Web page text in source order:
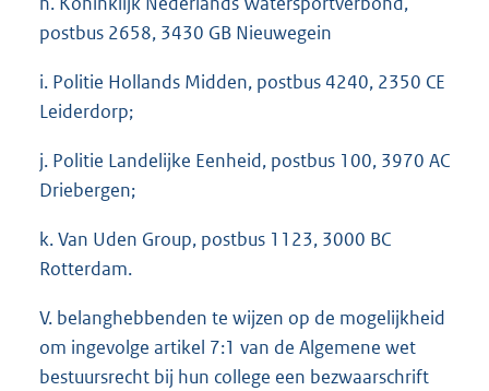
postbus 2658, 3430 GB Nieuwegein
i. Politie Hollands Midden, postbus 4240, 2350 CE
Leiderdorp;
j. Politie Landelijke Eenheid, postbus 100, 3970 AC
Driebergen;
k. Van Uden Group, postbus 1123, 3000 BC
Rotterdam.
V. belanghebbenden te wijzen op de mogelijkheid
om ingevolge artikel 7:1 van de Algemene wet
bestuursrecht bij hun college een bezwaarschrift